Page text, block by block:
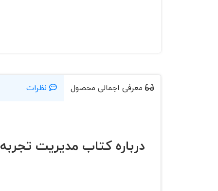
معرفی اجمالی محصول نظرات
درباره کتاب مدیریت